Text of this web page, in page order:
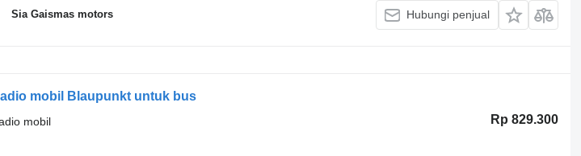
Sia Gaismas motors Hubungi penjual
mobil Blaupunkt untuk bus
Rp 829.300
mobil